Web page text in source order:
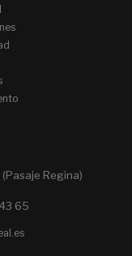
(Pasaje Regina)
65